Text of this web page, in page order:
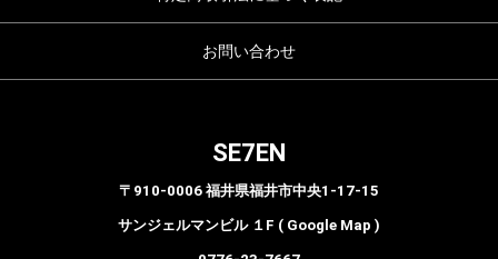
お問い合わせ
SE7EN
〒910-0006 福井県福井市中央1-17-15
サンジェルマンビル １F ( Google Map )